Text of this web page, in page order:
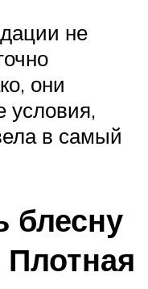
не
они
условия,
в самый
блесну
Плотная